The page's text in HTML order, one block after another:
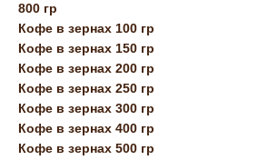
800 гр
Кофе в зернах 100 гр
Кофе в зернах 150 гр
Кофе в зернах 200 гр
Кофе в зернах 250 гр
Кофе в зернах 300 гр
Кофе в зернах 400 гр
Кофе в зернах 500 гр